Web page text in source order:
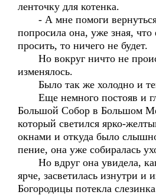
ленточку для котенка.
- А мне помоги
попросила она, уже зная, что
просить, то ничего не будет.
Но вокруг ничто не
изменялось.
Было так же холодно и
Еще немного постояв и
Большой Собор в Большом
который светился ярко-
окнами и откуда было
пение, она уже собиралась
Но вдруг она увидела,
ярче, засветилась изнутри и
Богородицы потекла